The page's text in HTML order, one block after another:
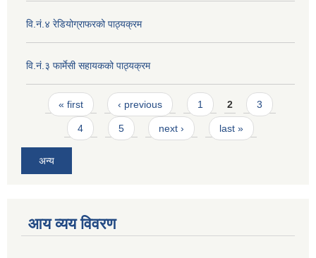
वि.नं.४ रेडियोग्राफरको पाठ्यक्रम
वि.नं.३ फार्मेसी सहायकको पाठ्यक्रम
Pages
« first ‹ previous 1 2 3
4 5 next › last »
अन्य
आय व्यय विवरण